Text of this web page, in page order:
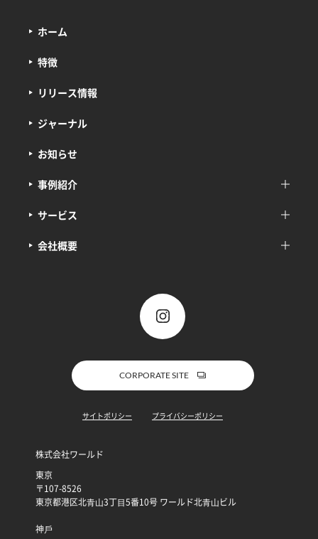
ホーム
特徴
サービス
事例紹介
会社概要
リリース情報
ジャーナル
お知らせ
CORPORATE SITE
サイトポリシー プライバシーポリシー
株式会社ワールド
東京
〒107-8526
東京都港区北⻘⼭3丁⽬5番10号 ワールド北⻘⼭ビル
神⼾